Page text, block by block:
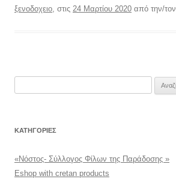
ξενοδοχειο, στις 24 Μαρτίου 2020 από την/τον
KΑΤΗΓΟΡΊΕΣ
«Νόστος- Σύλλογος Φίλων της Παράδοσης »
Eshop with cretan products